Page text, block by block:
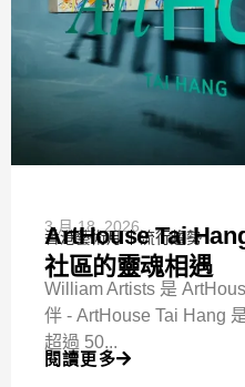
3 月 18, 2026
香港藝術月 流行趨勢
ArtHouse Tai
社區的靈魂相遇
William Artists 是
伴 - ArtHouse Tai Hang
超過 50...
閱讀更多